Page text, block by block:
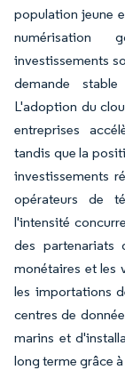
population jeune
numérisation
investissements
demande
L'adoption du
entreprises
tandis que la
investissements
opérateurs de
l'intensité
des partenariats
monétaires et les
les importations
centres de
marins et
long terme grâce